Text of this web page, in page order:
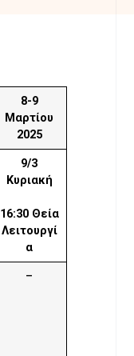
8-9
Μαρτίου
2025
9/3
Κυριακή
16:30 Θεία
Λειτουργί
α
–